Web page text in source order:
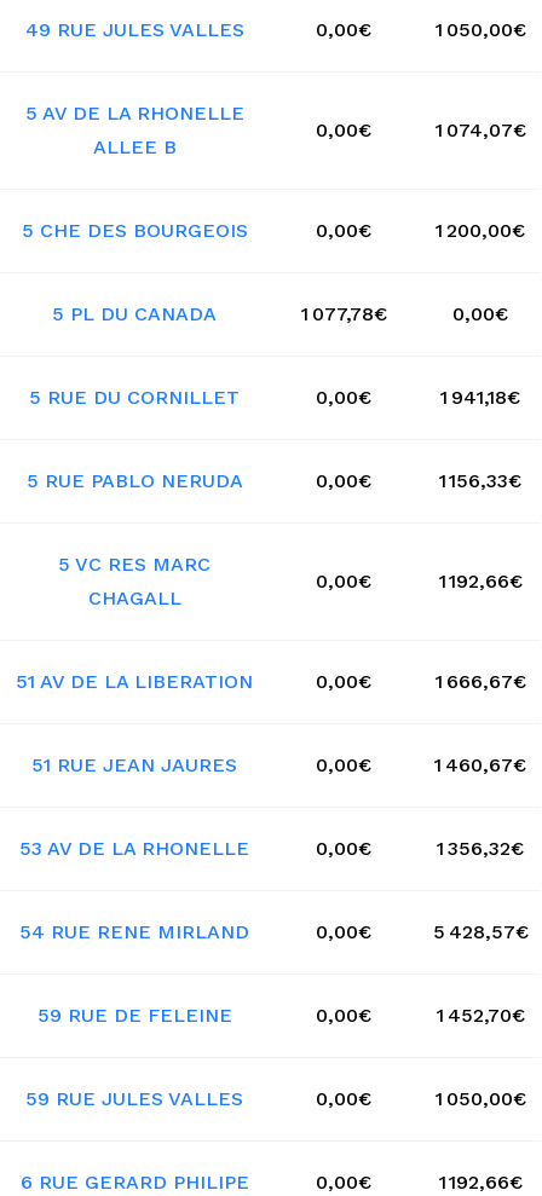
49 RUE JULES VALLES 0,00€ 1 050,00€
5 AV DE LA RHONELLE
ALLEE B
0,00€ 1 074,07€
5 CHE DES BOURGEOIS 0,00€ 1 200,00€
5 PL DU CANADA 1 077,78€ 0,00€
5 RUE DU CORNILLET 0,00€ 1 941,18€
5 RUE PABLO NERUDA 0,00€ 1 156,33€
5 VC RES MARC
CHAGALL
0,00€ 1 192,66€
51 AV DE LA LIBERATION 0,00€ 1 666,67€
51 RUE JEAN JAURES 0,00€ 1 460,67€
53 AV DE LA RHONELLE 0,00€ 1 356,32€
54 RUE RENE MIRLAND 0,00€ 5 428,57€
59 RUE DE FELEINE 0,00€ 1 452,70€
59 RUE JULES VALLES 0,00€ 1 050,00€
6 RUE GERARD PHILIPE 0,00€ 1 192,66€